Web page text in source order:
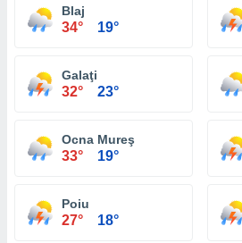
Blaj
34° 19°
Galaţi
32° 23°
Ocna Mureş
33° 19°
Poiu
27° 18°